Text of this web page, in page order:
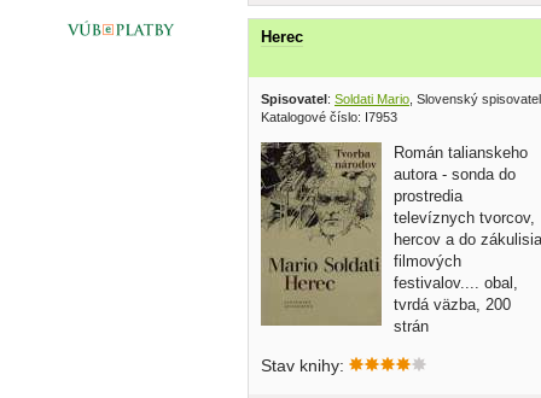
Herec
Spisovatel: Soldati Mario , Slovenský
Katalogové číslo: I7953
Román talianskeho
autora - sonda do
prostredia
televíznych tvorcov,
hercov a do zákulisia
filmových
festivalov.... obal,
tvrdá väzba, 200
strán
Stav knihy: